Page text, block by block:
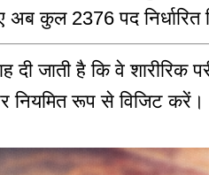
अब कुल 2376 पद
दी जाती है कि वे
नियमित रूप से विजिट करें।